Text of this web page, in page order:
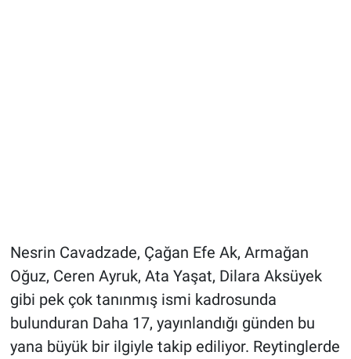
Nesrin Cavadzade, Çağan Efe Ak, Armağan
Oğuz, Ceren Ayruk, Ata Yaşat, Dilara Aksüyek
gibi pek çok tanınmış ismi kadrosunda
bulunduran Daha 17, yayınlandığı günden bu
yana büyük bir ilgiyle takip ediliyor. Reytinglerde